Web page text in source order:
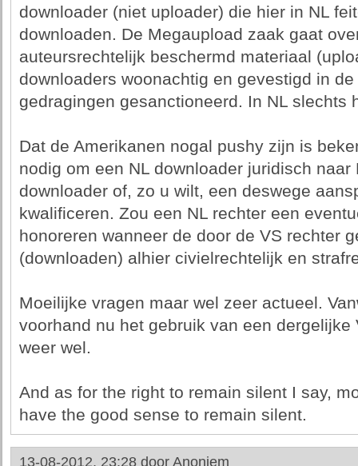
downloader (niet uploader) die hier in NL
downloaden. De Megaupload zaak gaat
auteursrechtelijk beschermd materiaal
downloaders woonachtig en gevestigd in
gedragingen gesanctioneerd. In NL slechts
Dat de Amerikanen nogal pushy zijn is
nodig om een NL downloader juridisch
downloader of, zo u wilt, een deswege
kwalificeren. Zou een NL rechter een
honoreren wanneer de door de VS rechter
(downloaden) alhier civielrechtelijk en
Moeilijke vragen maar wel zeer actueel.
voorhand nu het gebruik van een
weer wel.
And as for the right to remain silent I say,
have the good sense to remain silent.
13-08-2012, 23:28 door Anoniem